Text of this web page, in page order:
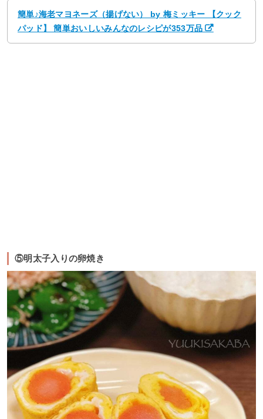
簡単♪海老マヨネーズ（揚げない） by 梅ミッキー 【クック
パッド】 簡単おいしいみんなのレシピが353万品
⑤明太子入りの卵焼き